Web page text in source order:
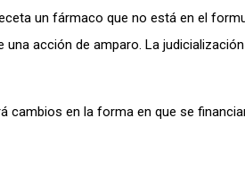
un fármaco que no está en el
acción de amparo. La
cambios en la forma en que se